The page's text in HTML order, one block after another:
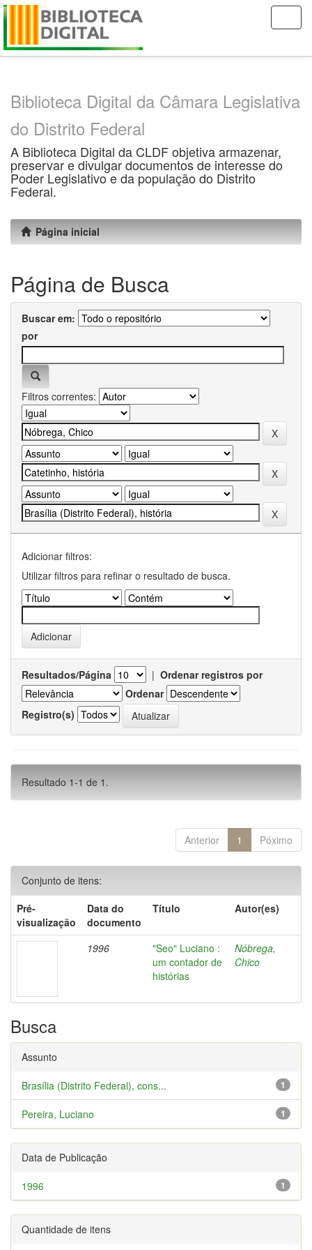
Skip
Biblioteca Digital da Câmara Legislativa
do Distrito Federal
A Biblioteca Digital da CLDF objetiva armazenar,
preservar e divulgar documentos de interesse do
Poder Legislativo e da população do Distrito
Federal.
Página inicial
Página de Busca
Buscar em:
por
Filtros correntes:
Adicionar filtros:
Utilizar filtros para refinar o resultado de busca.
Resultados/Página | Ordenar registros por
Ordenar
Registro(s)
Resultado 1-1 de 1.
Anterior 1 Póximo
Conjunto de itens:
Pré-
visualização
Data do
documento
Título Autor(es)
1996
"Seo" Luciano :
um contador de
histórias
Nóbrega,
Chico
Busca
Assunto
1
Brasília (Distrito Federal), cons...
1
Pereira, Luciano
Data de Publicação
1
1996
Quantidade de itens